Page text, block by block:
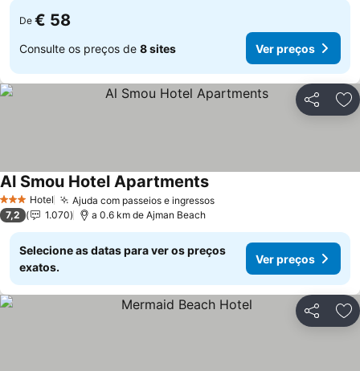
De € 58
Consulte os preços de 8 sites Ver preços
Partilhar
3 EstrelasHotel Ajuda com passeios e ingressos
Al Smou Hotel Apartments
7,2 1.070 a 0.6 km de Ajman Beach
Selecione as datas para ver os preços
exatos.
Ver preços
Partilhar